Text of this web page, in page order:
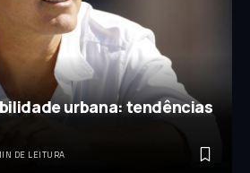
urbana: tendências
DE LEITURA